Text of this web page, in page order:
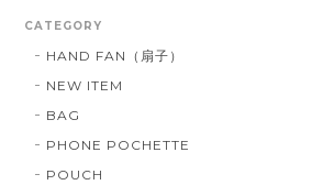
CATEGORY
HAND FAN（扇子）
NEW ITEM
BAG
PHONE POCHETTE
POUCH